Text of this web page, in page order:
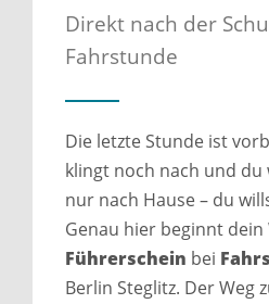
Direkt nach der
Fahrstunde
Die letzte Stunde ist
klingt noch nach und
nur nach Hause – du
Genau hier beginnt dein
Führerschein bei
Berlin Steglitz. Der Weg